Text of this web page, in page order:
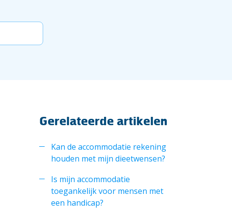
Gerelateerde artikelen
Kan de accommodatie rekening
houden met mijn dieetwensen?
Is mijn accommodatie
toegankelijk voor mensen met
een handicap?